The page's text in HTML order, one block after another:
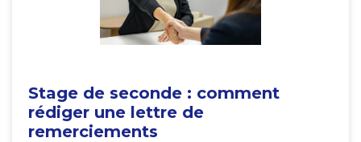
Stage de seconde : comment
rédiger une lettre de
remerciements